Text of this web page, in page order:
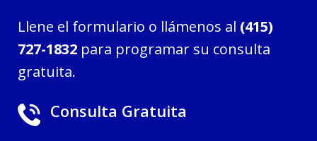
Llene el formulario o llámenos al (415)
727-1832 para programar su consulta
gratuita.
Consulta Gratuita